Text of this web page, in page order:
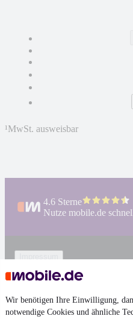
Wir benötigen Ihre Einwilligung,
notwendige Cookies und ähnliche
¹MwSt. ausweisbar
4.6 Sterne
Nutze mobile.de
AGB
Datenschutz